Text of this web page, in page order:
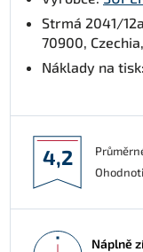
Strmá 2041/
70900,
Náklady na
4,2
Náplně